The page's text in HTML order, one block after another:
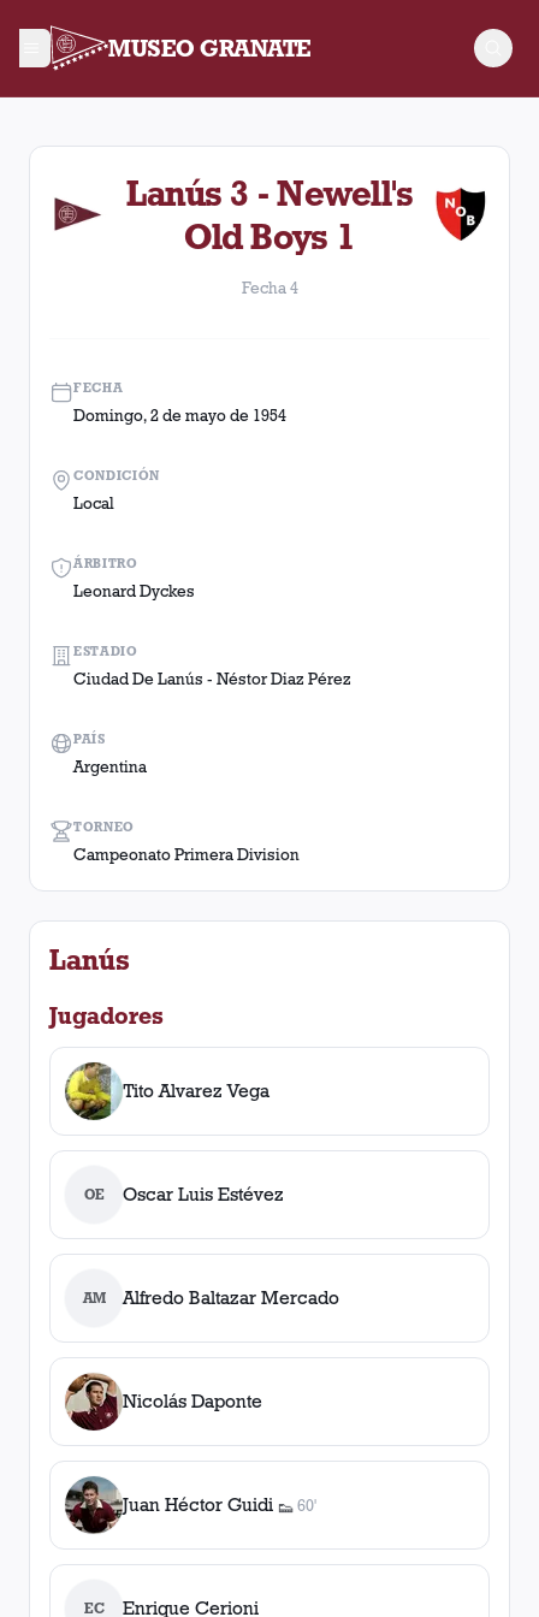
MUSEO GRANATE
Fecha 4. Partido entre Lanús y Newell's Old Boys
Lanús 3 - Newell's
Old Boys 1
Fecha 4
FECHA
Domingo, 2 de mayo de 1954
ÁRBITRO
Leonard Dyckes
TORNEO
Campeonato Primera Division
CONDICIÓN
Local
ESTADIO
Ciudad De Lanús - Néstor Diaz Pérez
PAÍS
Argentina
Lanús
Jugadores
Tito Alvarez Vega
OE Oscar Luis Estévez
AM Alfredo Baltazar Mercado
Nicolás Daponte
Juan Héctor Guidi 👟
1asistencia
60'
EC Enrique Cerioni